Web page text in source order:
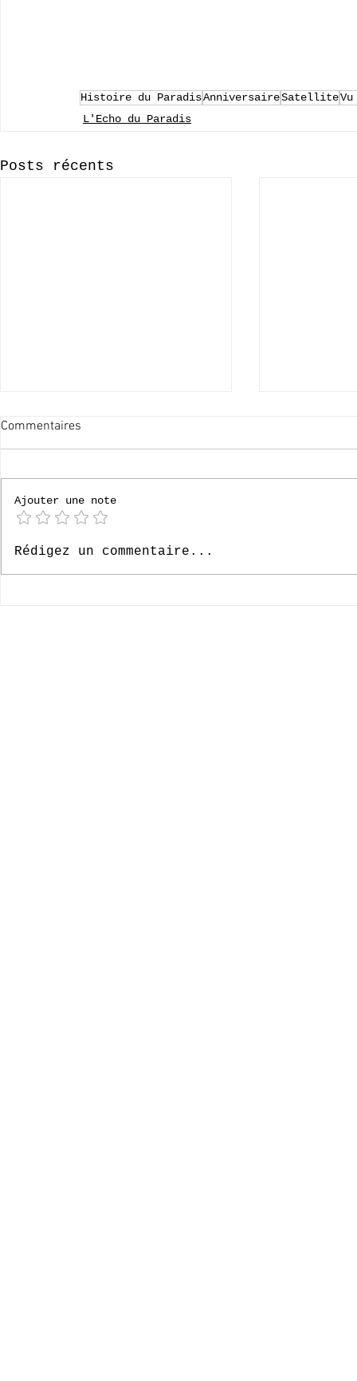
Histoire du ParadisAnniversaireSatellite
L'Echo du Paradis
Posts récents
60x merci !
Commentaires
Ajouter une note
Rédigez un commentaire...